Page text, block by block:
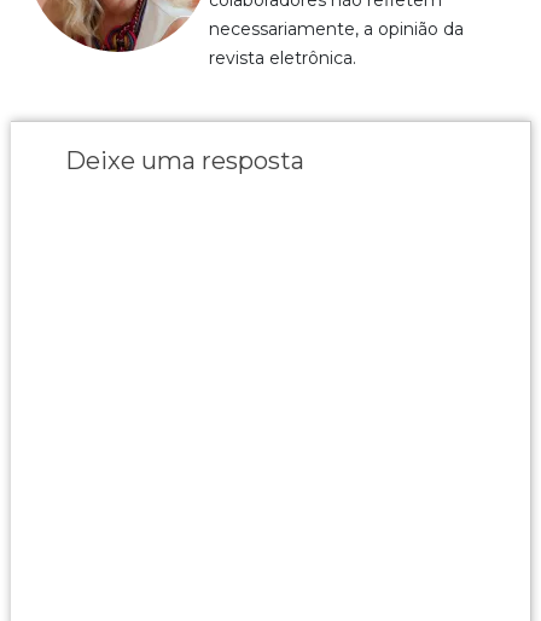
necessariamente, a opinião da
revista eletrônica.
Deixe uma resposta